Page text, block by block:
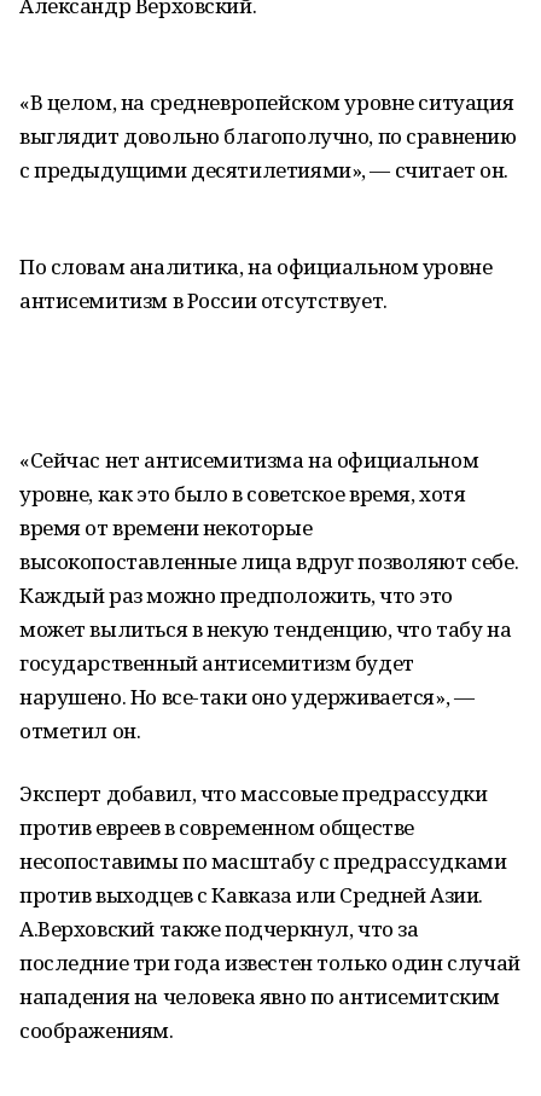
«В целом, на средневропейском уровне ситуация
выглядит довольно благополучно, по сравнению
с предыдущими десятилетиями», — считает он.
По словам аналитика, на официальном уровне
антисемитизм в России отсутствует.
«Сейчас нет антисемитизма на официальном
уровне, как это было в советское время, хотя
время от времени некоторые
высокопоставленные лица вдруг позволяют себе.
Каждый раз можно предположить, что это
может вылиться в некую тенденцию, что табу на
государственный антисемитизм будет
нарушено. Но все-таки оно удерживается», —
отметил он.
Эксперт добавил, что массовые предрассудки
против евреев в современном обществе
несопоставимы по масштабу с предрассудками
против выходцев с Кавказа или Средней Азии.
А.Верховский также подчеркнул, что за
последние три года известен только один случай
нападения на человека явно по антисемитским
соображениям.